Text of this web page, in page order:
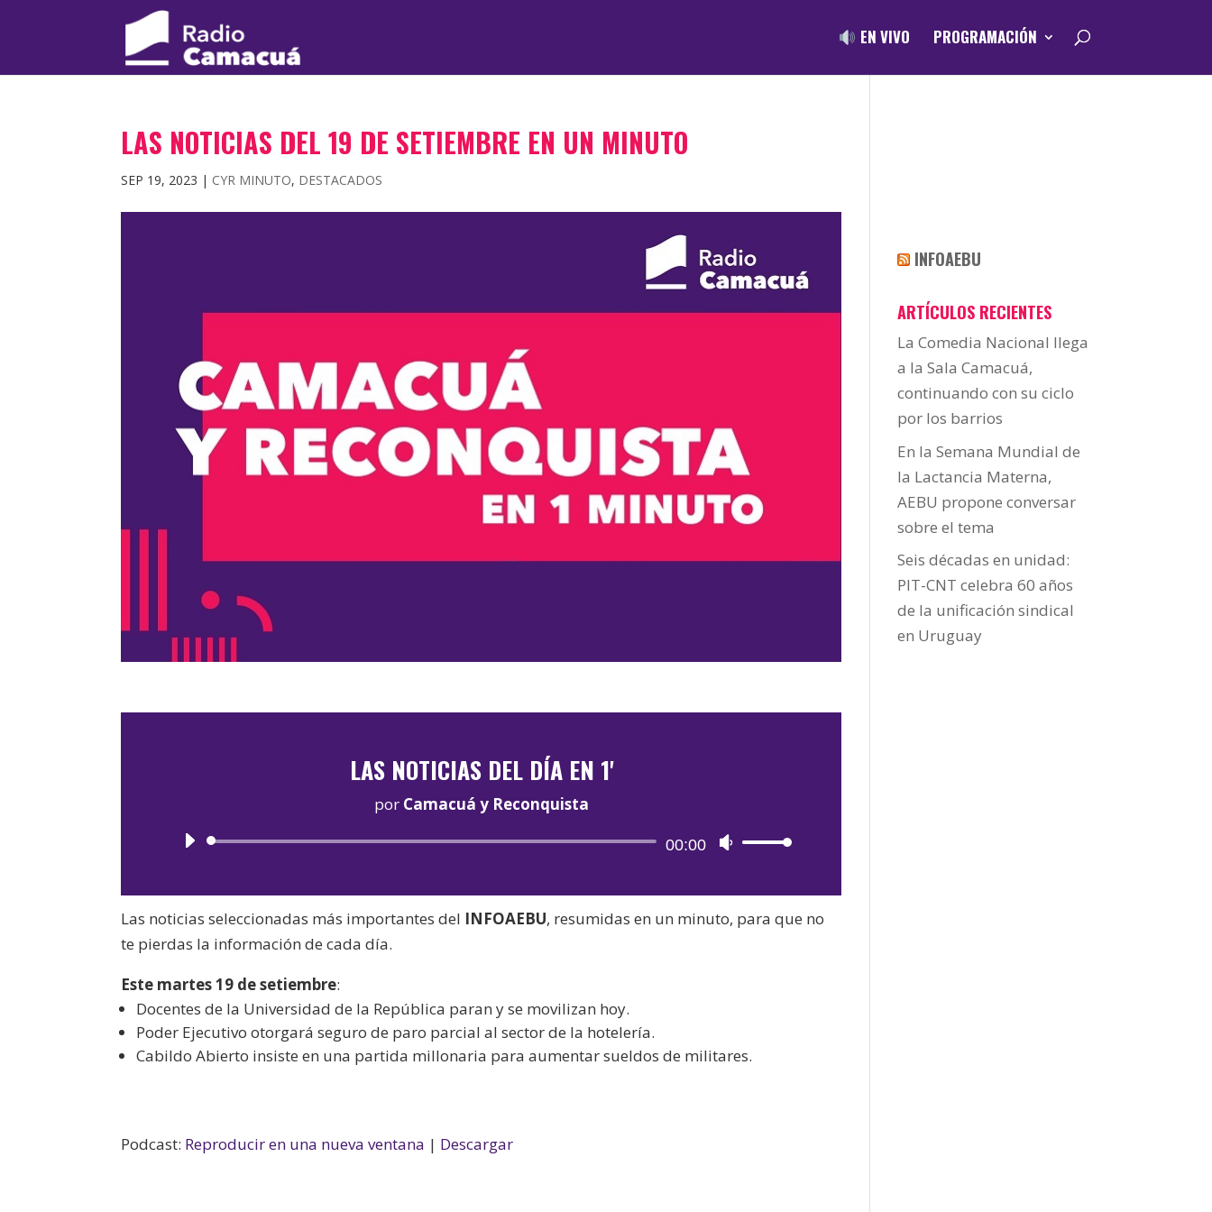
EN VIVO PROGRAMACIÓN
LAS NOTICIAS DEL 19 DE SETIEMBRE EN UN MINUTO
SEP 19, 2023 | CYR MINUTO, DESTACADOS
LAS NOTICIAS DEL DÍA EN 1'
por Camacuá y Reconquista
Reproductor
audio
00:00
Utiliza
teclas
de
Las noticias seleccionadas más importantes del INFOAEBU, resumidas en un minuto, para que no
te pierdas la información de cada día.
Este martes 19 de setiembre:
Docentes de la Universidad de la República paran y se movilizan hoy.
Poder Ejecutivo otorgará seguro de paro parcial al sector de la hotelería.
Cabildo Abierto insiste en una partida millonaria para aumentar sueldos de militares.
Podcast: Reproducir en una nueva ventana | Descargar
INFOAEBU
ARTÍCULOS RECIENTES
La Comedia Nacional llega
a la Sala Camacuá,
continuando con su ciclo
por los barrios
En la Semana Mundial de
la Lactancia Materna,
AEBU propone conversar
sobre el tema
Seis décadas en unidad:
PIT-CNT celebra 60 años
de la unificación sindical
en Uruguay